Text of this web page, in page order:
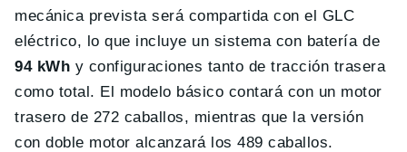
mecánica prevista será compartida con el GLC
eléctrico, lo que incluye un sistema con batería de
94 kWh y configuraciones tanto de tracción trasera
como total. El modelo básico contará con un motor
trasero de 272 caballos, mientras que la versión
con doble motor alcanzará los 489 caballos.